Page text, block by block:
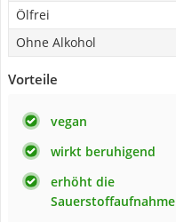
Ölfrei
Ohne Alkohol
Vorteile
vegan
wirkt beruhigend
erhöht die
Sauerstoffaufnahme